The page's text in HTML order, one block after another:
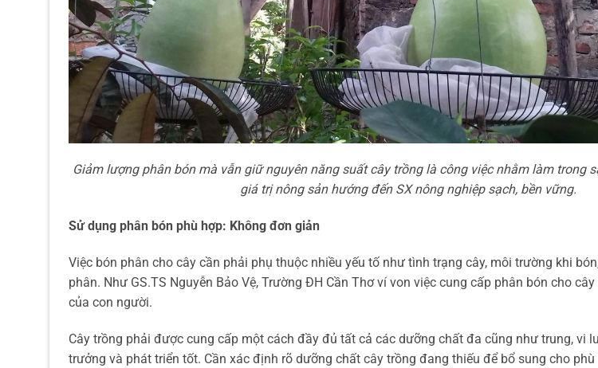
Giảm lượng phân bón mà vẫn giữ nguyên năng suất cây trồng là công việc nhằm làm trong
giá trị nông sản hướng đến SX nông nghiệp sạch, bền vững.
Sử dụng phân bón phù hợp: Không đơn giản
Việc bón phân cho cây cần phải phụ thuộc nhiều yếu tố như tình trạng cây, môi trường khi
phân. Như GS.TS Nguyễn Bảo Vệ, Trường ĐH Cần Thơ ví von việc cung cấp phân bón cho
của con người.
Cây trồng phải được cung cấp một cách đầy đủ tất cả các dưỡng chất đa cũng như trung, vi
trưởng và phát triển tốt. Cần xác định rõ dưỡng chất cây trồng đang thiếu để bổ sung cho